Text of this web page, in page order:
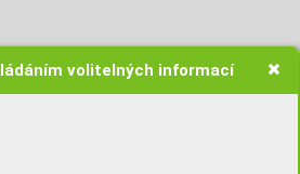
volitelných informací
si na Vánoce přejeme
vyrovnanost.